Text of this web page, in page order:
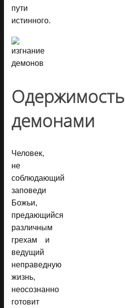
пути
истинного.
Одержимость
демонами
Человек,
не
соблюдающий
заповеди
Божьи,
предающийся
различным
грехам и
ведущий
неправедную
жизнь,
неосознанно
готовит